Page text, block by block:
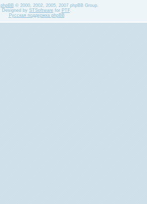
phpBB© 2000, 2002, 2005, 2007 phpBB Group.
Designed by STSoftwarefor PTF.
Русская поддержка phpBB